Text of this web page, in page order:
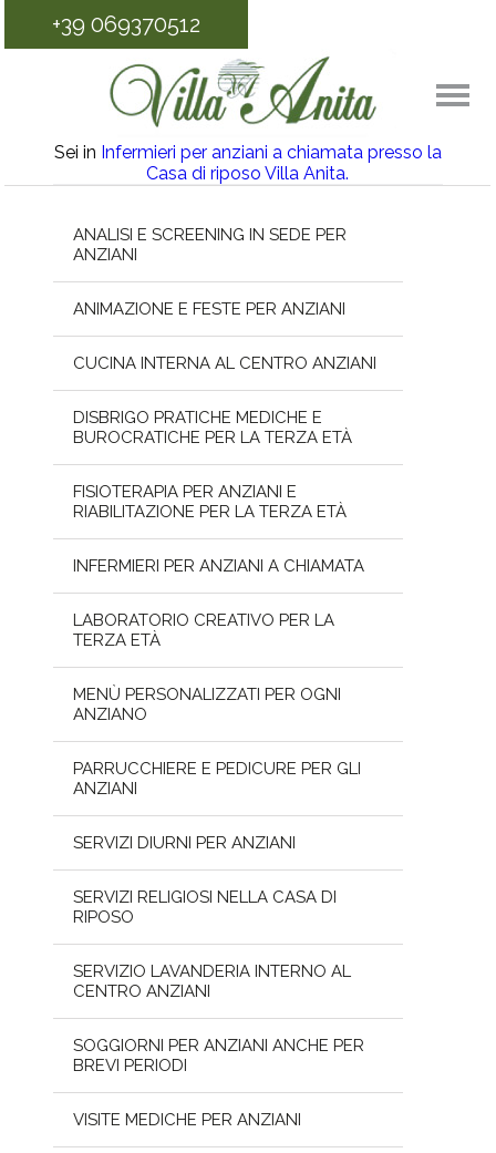
+39 069370512
Sei in Infermieri per anziani a chiamata presso la
Casa di riposo Villa Anita.
ANALISI E SCREENING IN SEDE PER
ANZIANI
ANIMAZIONE E FESTE PER ANZIANI
CUCINA INTERNA AL CENTRO ANZIANI
DISBRIGO PRATICHE MEDICHE E
BUROCRATICHE PER LA TERZA ETÀ
FISIOTERAPIA PER ANZIANI E
RIABILITAZIONE PER LA TERZA ETÀ
INFERMIERI PER ANZIANI A CHIAMATA
LABORATORIO CREATIVO PER LA
TERZA ETÀ
MENÙ PERSONALIZZATI PER OGNI
ANZIANO
PARRUCCHIERE E PEDICURE PER GLI
ANZIANI
SERVIZI DIURNI PER ANZIANI
SERVIZI RELIGIOSI NELLA CASA DI
RIPOSO
SERVIZIO LAVANDERIA INTERNO AL
CENTRO ANZIANI
SOGGIORNI PER ANZIANI ANCHE PER
BREVI PERIODI
VISITE MEDICHE PER ANZIANI